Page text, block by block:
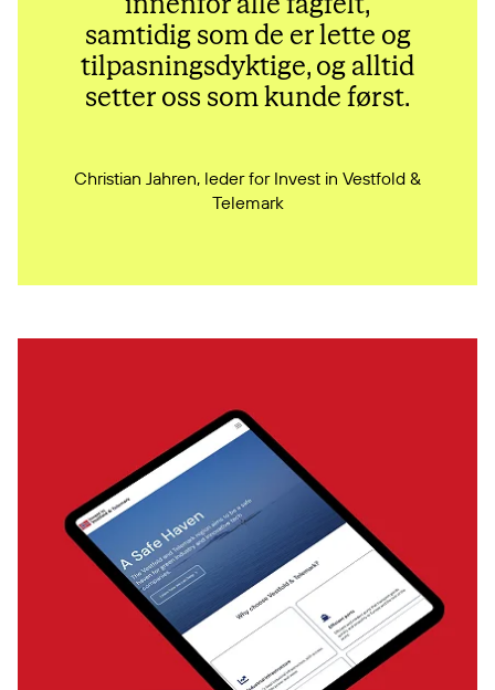
samtidig som de er lette og
tilpasningsdyktige, og alltid
setter oss som kunde først.
Christian Jahren, leder for Invest in Vestfold &
Telemark